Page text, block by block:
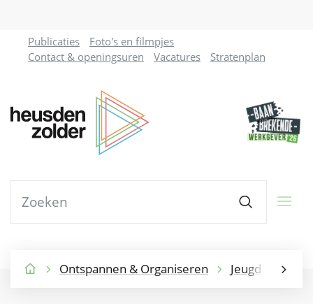
Naar
inhoud
Heusden-
Zolder
kunnen
Zoeken
Publicaties
Foto's en filmpjes
Contact & openingsuren
Vacatures Stratenplan
Ontspannen & Organiseren Jeugd